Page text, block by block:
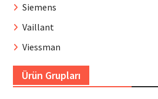
Siemens
Vaillant
Viessman
Ürün Grupları